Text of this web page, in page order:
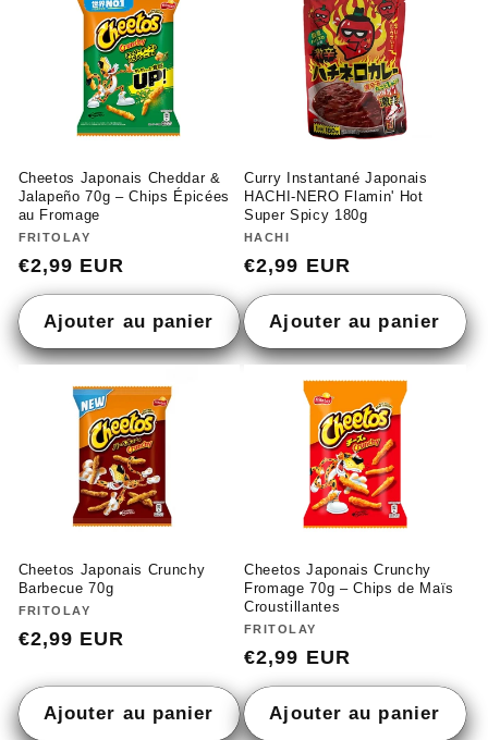
Cheetos Japonais Cheddar &
Jalapeño 70g – Chips Épicées
au Fromage
Fournisseur :
FRITOLAY
Prix
habituel
€2,99 EUR
Ajouter au panier
Curry Instantané Japonais
HACHI-NERO Flamin' Hot
Super Spicy 180g
Fournisseur :
HACHI
Prix
habituel
€2,99 EUR
Ajouter au panier
Cheetos Japonais Crunchy
Barbecue 70g
Fournisseur :
FRITOLAY
Prix
€2,99 EUR
Ajouter au panier
Cheetos Japonais Crunchy
Fromage 70g – Chips de Maïs
Croustillantes
Fournisseur :
FRITOLAY
Prix
habituel
€2,99 EUR
Ajouter au panier